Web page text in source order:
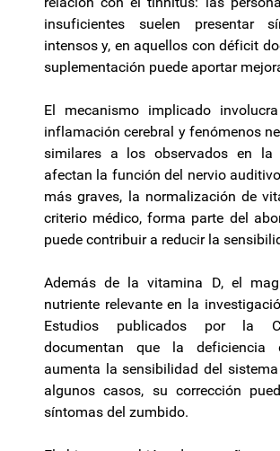
insuficientes suelen presentar
intensos y, en aquellos con déficit
suplementación puede aportar
El mecanismo implicado
inflamación cerebral y fenómenos
similares a los observados en la
afectan la función del nervio
más graves, la normalización de
criterio médico, forma parte del
puede contribuir a reducir la
Además de la vitamina D, el
nutriente relevante en la
Estudios publicados por la
documentan que la deficiencia
aumenta la sensibilidad del
algunos casos, su corrección
síntomas del zumbido.